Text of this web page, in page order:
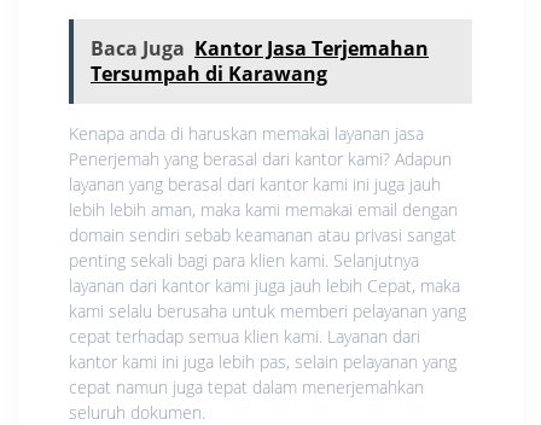
Baca Juga Kantor Jasa Terjemahan
Tersumpah di Karawang
Kenapa anda di haruskan memakai layanan jasa
Penerjemah yang berasal dari kantor kami? Adapun
layanan yang berasal dari kantor kami ini juga jauh
lebih lebih aman, maka kami memakai email dengan
domain sendiri sebab keamanan atau privasi sangat
penting sekali bagi para klien kami. Selanjutnya
layanan dari kantor kami juga jauh lebih Cepat, maka
kami selalu berusaha untuk memberi pelayanan yang
cepat terhadap semua klien kami. Layanan dari
kantor kami ini juga lebih pas, selain pelayanan yang
cepat namun juga tepat dalam menerjemahkan
seluruh dokumen.